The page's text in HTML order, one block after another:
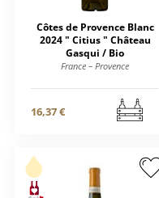
Côtes de Provence Blanc
2024 " Citius " Château
Gasqui / Bio
France – Provence
16,37 €